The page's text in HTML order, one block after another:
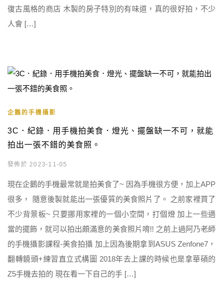
復古風格的商店 木製的房子特別的有味道，真的很好拍，不少
人會 […]
企鵝的手機攝影
3C．紀錄．用手機拍美食．燈光、擺盤缺一不可，就能
拍出一張不錯的美食照。
發佈於 2023-11-05
現在企鵝的手機最常就是拍美食了~ 因為手機很方便，加上APP
很多， 隨意後製就能出一張優質的美食照片了。 之前家裡買了
不少背景板~ 只要挪用家裡的一個小空間，打個燈 加上一些適
當的擺飾，就可以拍出頗滿意的美食照片唷!! 之前上過阿乃老師
的手機攝影課程-美食拍攝 加上因為後期拿到ASUS Zenfone7，
翻轉鏡頭+練習直立式構圖 2018年去上課的時候也是拿華碩的
Z5手機去拍的 現在看一下自己的手 […]